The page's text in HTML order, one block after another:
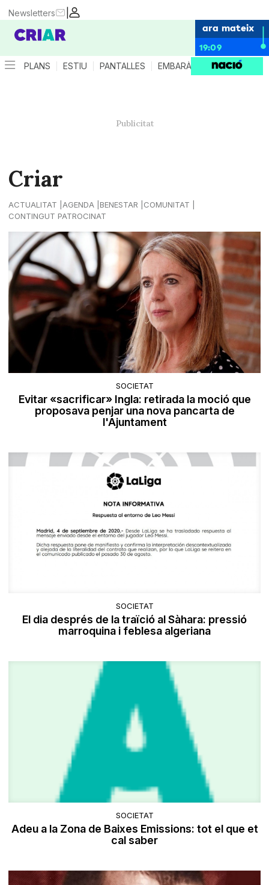
|
Newsletters
ara mateix
19:09
PLANS ESTIU PANTALLES EMBARÀS CRIANÇA
Criar
ACTUALITAT AGENDA BENESTAR
COMUNITAT
CONTINGUT PATROCINAT
SOCIETAT
Evitar «sacrificar» Ingla: retirada la moció que
proposava penjar una nova pancarta de
l'Ajuntament
SOCIETAT
El dia després de la traïció al Sàhara: pressió
marroquina i feblesa algeriana
SOCIETAT
Adeu a la Zona de Baixes Emissions: tot el que et
cal saber